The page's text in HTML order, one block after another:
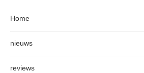
Home
nieuws
reviews